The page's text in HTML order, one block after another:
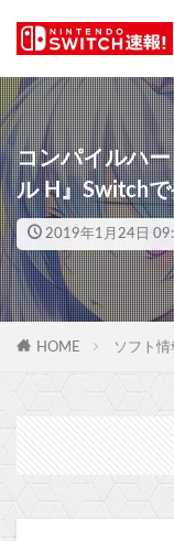
コンパイルハ
ル H』Switch
2019年1月24日
HOME ソフト情